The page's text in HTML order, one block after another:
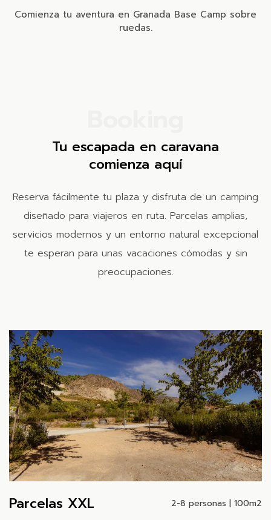
Comienza tu aventura en Granada Base Camp sobre
ruedas.
Tu escapada en caravana
comienza aquí
Reserva fácilmente tu plaza y disfruta de un camping
diseñado para viajeros en ruta. Parcelas amplias,
servicios modernos y un entorno natural excepcional
te esperan para unas vacaciones cómodas y sin
preocupaciones.
Parcelas XXL 2-8 personas | 100m2